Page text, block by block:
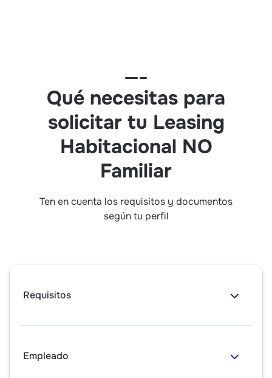
Qué necesitas para
solicitar tu Leasing
Habitacional NO
Familiar
Ten en cuenta los requisitos y documentos
según tu perfil
Requisitos
Empleado